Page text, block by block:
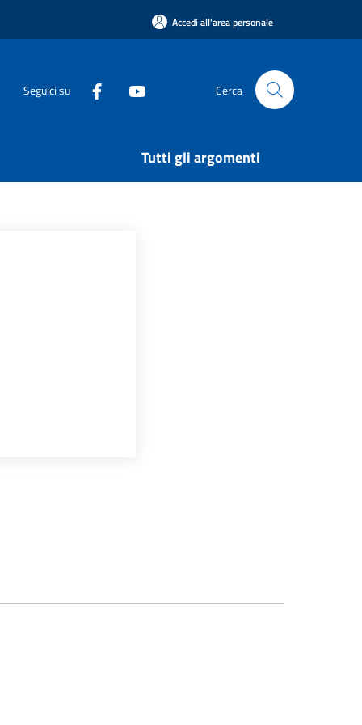
Accedi all'area personale
Seguici su Cerca
Tutti gli argomenti